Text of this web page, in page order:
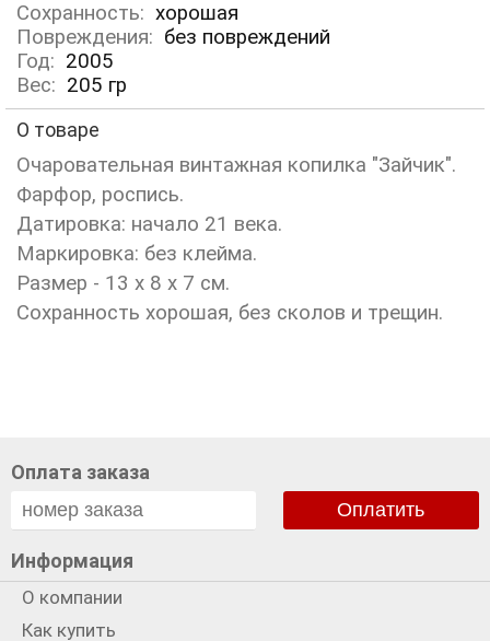
Сохранность: хорошая
Повреждения: без повреждений
Год: 2005
Вес: 205 гр
О товаре
Очаровательная винтажная копилка "Зайчик".
Фарфор, роспись.
Датировка: начало 21 века.
Маркировка: без клейма.
Размер - 13 х 8 х 7 см.
Сохранность хорошая, без сколов и трещин.
Оплата заказа
Оплатить
Информация
О компании
Как купить